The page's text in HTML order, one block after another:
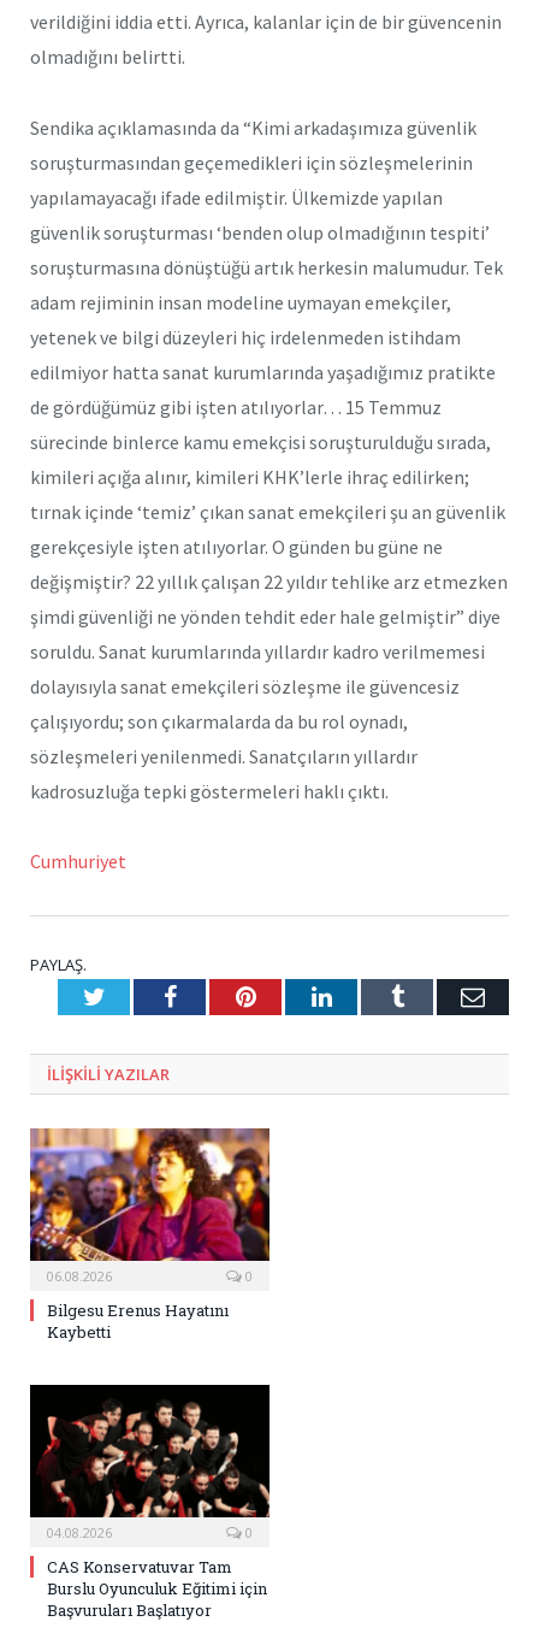
verildiğini iddia etti. Ayrıca, kalanlar için de bir güvencenin
olmadığını belirtti.
Sendika açıklamasında da “Kimi arkadaşımıza güvenlik
soruşturmasından geçemedikleri için sözleşmelerinin
yapılamayacağı ifade edilmiştir. Ülkemizde yapılan
güvenlik soruşturması ‘benden olup olmadığının tespiti’
soruşturmasına dönüştüğü artık herkesin malumudur. Tek
adam rejiminin insan modeline uymayan emekçiler,
yetenek ve bilgi düzeyleri hiç irdelenmeden istihdam
edilmiyor hatta sanat kurumlarında yaşadığımız pratikte
de gördüğümüz gibi işten atılıyorlar… 15 Temmuz
sürecinde binlerce kamu emekçisi soruşturulduğu sırada,
kimileri açığa alınır, kimileri KHK’lerle ihraç edilirken;
tırnak içinde ‘temiz’ çıkan sanat emekçileri şu an güvenlik
gerekçesiyle işten atılıyorlar. O günden bu güne ne
değişmiştir? 22 yıllık çalışan 22 yıldır tehlike arz etmezken
şimdi güvenliği ne yönden tehdit eder hale gelmiştir” diye
soruldu. Sanat kurumlarında yıllardır kadro verilmemesi
dolayısıyla sanat emekçileri sözleşme ile güvencesiz
çalışıyordu; son çıkarmalarda da bu rol oynadı,
sözleşmeleri yenilenmedi. Sanatçıların yıllardır
kadrosuzluğa tepki göstermeleri haklı çıktı.
Cumhuriyet
PAYLAŞ.
TwitterFacebookPinterestLinkedInTumblr E-
ILIŞKILI YAZILAR
06.08.2026 0
Bilgesu Erenus Hayatını
Kaybetti
04.08.2026 0
CAS Konservatuvar Tam
Burslu Oyunculuk Eğitimi için
Başvuruları Başlatıyor